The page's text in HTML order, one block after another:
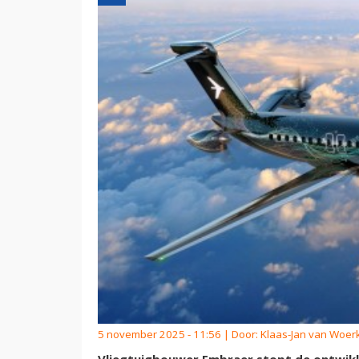
5 november 2025 - 11:56 | Door: Klaas-Jan van